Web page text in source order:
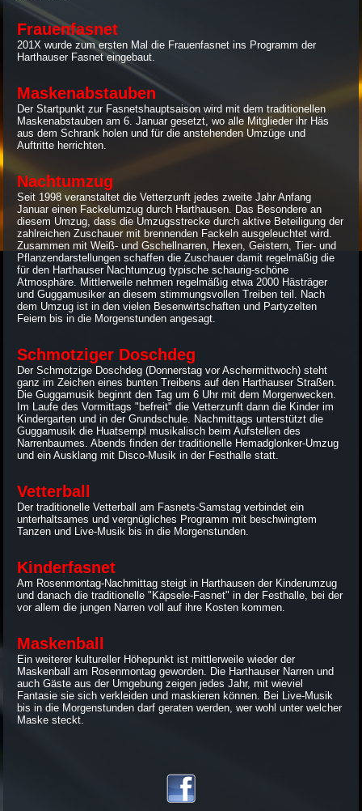
Frauenfasnet
201X wurde zum ersten Mal die Frauenfasnet ins Programm der
Harthauser Fasnet eingebaut.
Maskenabstauben
Der Startpunkt zur Fasnetshauptsaison wird mit dem traditionellen
Maskenabstauben am 6. Januar gesetzt, wo alle Mitglieder ihr Häs
aus dem Schrank holen und für die anstehenden Umzüge und
Auftritte herrichten.
Nachtumzug
Seit 1998 veranstaltet die Vetterzunft jedes zweite Jahr Anfang
Januar einen Fackelumzug durch Harthausen. Das Besondere an
diesem Umzug, dass die Umzugsstrecke durch aktive Beteiligung der
zahlreichen Zuschauer mit brennenden Fackeln ausgeleuchtet wird.
Zusammen mit Weiß- und Gschellnarren, Hexen, Geistern, Tier- und
Pflanzendarstellungen schaffen die Zuschauer damit regelmäßig die
für den Harthauser Nachtumzug typische schaurig-schöne
Atmosphäre. Mittlerweile nehmen regelmäßig etwa 2000 Hästräger
und Guggamusiker an diesem stimmungsvollen Treiben teil. Nach
dem Umzug ist in den vielen Besenwirtschaften und Partyzelten
Feiern bis in die Morgenstunden angesagt.
Schmotziger Doschdeg
Der Schmotzige Doschdeg (Donnerstag vor Aschermittwoch) steht
ganz im Zeichen eines bunten Treibens auf den Harthauser Straßen.
Die Guggamusik beginnt den Tag um 6 Uhr mit dem Morgenwecken.
Im Laufe des Vormittags "befreit" die Vetterzunft dann die Kinder im
Kindergarten und in der Grundschule. Nachmittags unterstützt die
Guggamusik die Huatsempl musikalisch beim Aufstellen des
Narrenbaumes. Abends finden der traditionelle Hemadglonker-Umzug
und ein Ausklang mit Disco-Musik in der Festhalle statt.
Vetterball
Der traditionelle Vetterball am Fasnets-Samstag verbindet ein
unterhaltsames und vergnügliches Programm mit beschwingtem
Tanzen und Live-Musik bis in die Morgenstunden.
Kinderfasnet
Am Rosenmontag-Nachmittag steigt in Harthausen der Kinderumzug
und danach die traditionelle "Käpsele-Fasnet" in der Festhalle, bei der
vor allem die jungen Narren voll auf ihre Kosten kommen.
Maskenball
Ein weiterer kultureller Höhepunkt ist mittlerweile wieder der
Maskenball am Rosenmontag geworden. Die Harthauser Narren und
auch Gäste aus der Umgebung zeigen jedes Jahr, mit wieviel
Fantasie sie sich verkleiden und maskieren können. Bei Live-Musik
bis in die Morgenstunden darf geraten werden, wer wohl unter welcher
Maske steckt.